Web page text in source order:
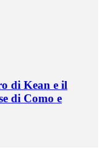
di Kean e il
di Como e